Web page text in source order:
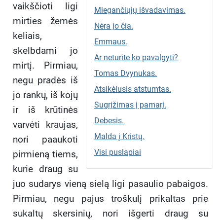
Miegančiųjų išvadavimas.
Nėra jo čia.
Emmaus.
Ar neturite ko pavalgyti?
Tomas Dvynukas.
Atsikėlusis atstumtas.
Sugrįžimas į pamarį.
Debesis.
Malda į Kristų.
Visi puslapiai
vaikščioti ligi
mirties žemės
keliais,
skelbdami jo
mirtį. Pirmiau,
negu pradės iš
jo rankų, iš kojų
ir iš krūtinės
varvėti kraujas,
nori paaukoti
pirmieną tiems,
kurie draug su
juo sudarys vieną sielą ligi pasaulio pabaigos.
Pirmiau, negu pajus troškulį prikaltas prie
sukaltų skersinių, nori išgerti draug su